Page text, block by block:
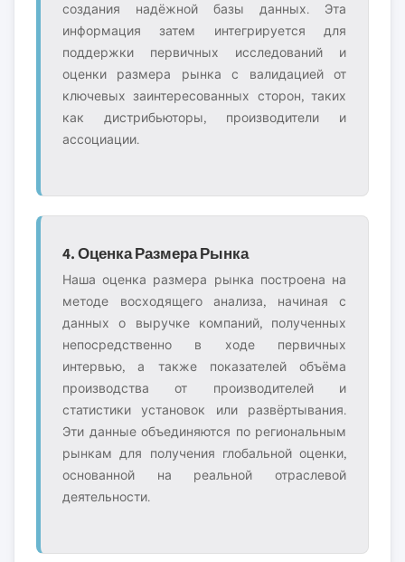
создания надёжной базы данных. Эта
информация затем интегрируется для
поддержки первичных исследований и
оценки размера рынка с валидацией от
ключевых заинтересованных сторон, таких
как дистрибьюторы, производители и
ассоциации.
4. Оценка Размера Рынка
Наша оценка размера рынка построена на
методе восходящего анализа, начиная с
данных о выручке компаний, полученных
непосредственно в ходе первичных
интервью, а также показателей объёма
производства от производителей и
статистики установок или развёртывания.
Эти данные объединяются по региональным
рынкам для получения глобальной оценки,
основанной на реальной отраслевой
деятельности.